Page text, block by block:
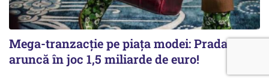
Mega-tranzacție pe piața modei: Prada
aruncă în joc 1,5 miliarde de euro!